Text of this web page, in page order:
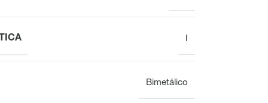
Actuadores
Bimetálico